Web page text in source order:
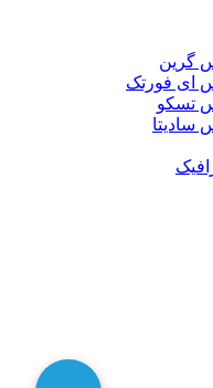
گرین
ای فورتک
تسکو
سادیتا